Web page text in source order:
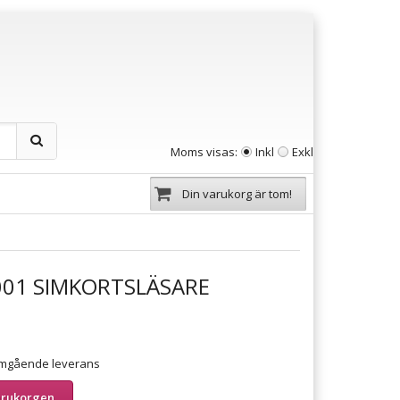
Moms visas: Inkl Exkl
Din varukorg är tom!
SIMKORTSLÄSARE
leverans